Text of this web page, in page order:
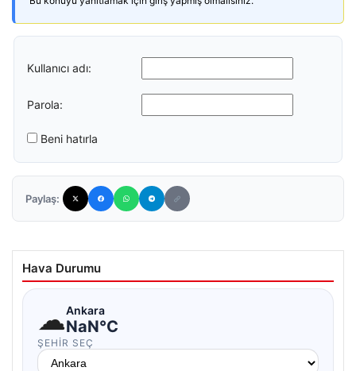
Kullanıcı adı:
Parola:
Beni hatırla
Paylaş:
Hava Durumu
☁Ankara
NaN°C
ŞEHIR SEÇ